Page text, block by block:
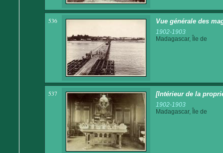
536 Vue générale des
1902-1903
Madagascar, Île de
537 [Intérieur de la
1902-1903
Madagascar, Île de